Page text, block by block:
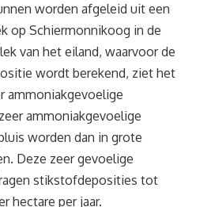
worden afgeleid uit een
op Schiermonnikoog in de
van het eiland, waarvoor de
wordt berekend, ziet het
ammoniakgevoelige
ammoniakgevoelige
worden dan in grote
Deze zeer gevoelige
stikstofdeposities tot
hectare per jaar.